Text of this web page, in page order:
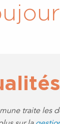
traite les